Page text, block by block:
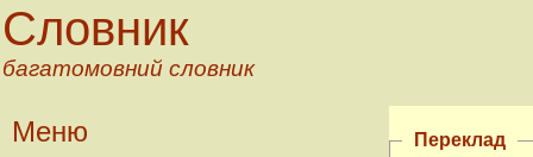
Словник
багатомовний словник
Меню
Переклад